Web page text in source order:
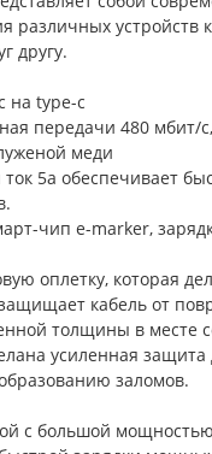
различных устройств
другу.
на type-c
передачи 480 мбит/с,
меди
5а обеспечивает
чип e-marker,
оплетку, которая
кабель от
толщины в месте
усиленная
заломов.
с большой